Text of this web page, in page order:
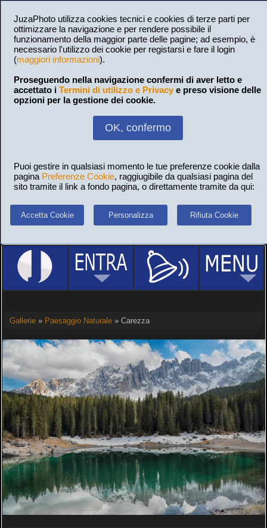
JuzaPhoto utilizza cookies tecnici e cookies di terze parti per
ottimizzare la navigazione e per rendere possibile il
funzionamento della maggior parte delle pagine; ad esempio, è
necessario l'utilizzo dei cookie per registarsi e fare il login
(maggiori informazioni).
Proseguendo nella navigazione confermi di aver letto e
accettato i Termini di utilizzo e Privacy e preso visione delle
opzioni per la gestione dei cookie.
OK, confermo
Puoi gestire in qualsiasi momento le tue preferenze cookie dalla
pagina Preferenze Cookie, raggiugibile da qualsiasi pagina del
sito tramite il link a fondo pagina, o direttamente tramite da qui:
Accetta Cookie Personalizza Rifiuta Cookie
Gallerie» Paesaggio Naturale» Carezza